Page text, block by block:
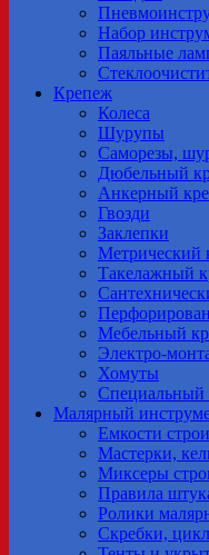
Набор
Паяльные
Крепеж
Колеса
Шурупы
Саморезы,
Дюбельный
Анкерный
Гвозди
Заклепки
Метрический
Tакелажный
Мебельный
Электро-
Хомуты
Специальный
Малярный
Емкости
Мастерки,
Миксеры
Правила
Ролики
Скребки,